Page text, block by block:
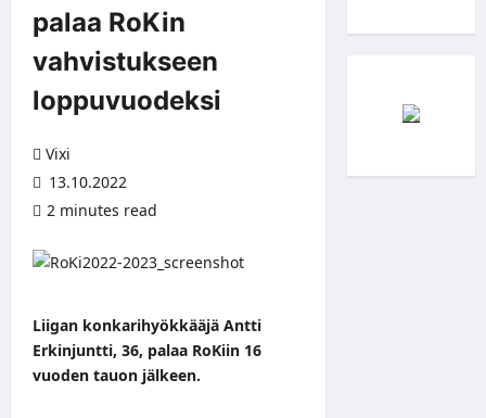
palaa RoKin
vahvistukseen
loppuvuodeksi
Vixi
13.10.2022
2 minutes read
Liigan konkarihyökkääjä Antti
Erkinjuntti, 36, palaa RoKiin 16
vuoden tauon jälkeen.